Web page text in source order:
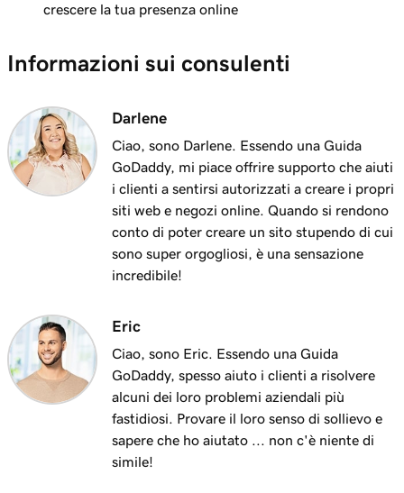
crescere la tua presenza online
Informazioni sui consulenti
Darlene
Ciao, sono Darlene. Essendo una Guida
GoDaddy, mi piace offrire supporto che aiuti
i clienti a sentirsi autorizzati a creare i propri
siti web e negozi online. Quando si rendono
conto di poter creare un sito stupendo di cui
sono super orgogliosi, è una sensazione
incredibile!
Eric
Ciao, sono Eric. Essendo una Guida
GoDaddy, spesso aiuto i clienti a risolvere
alcuni dei loro problemi aziendali più
fastidiosi. Provare il loro senso di sollievo e
sapere che ho aiutato ... non c'è niente di
simile!